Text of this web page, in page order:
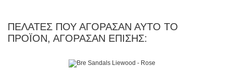
ΠΕΛΆΤΕΣ ΠΟΥ ΑΓΌΡΑΣΑΝ ΑΥΤΌ ΤΟ
ΠΡΟΪΌΝ, ΑΓΌΡΑΣΑΝ ΕΠΊΣΗΣ: